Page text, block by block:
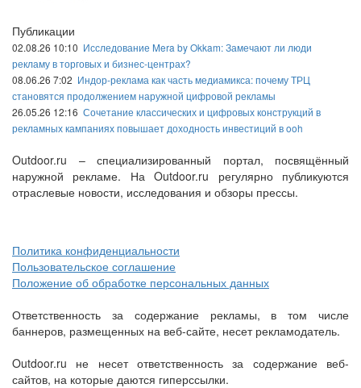
Публикации
02.08.26 10:10 Исследование Mera by Okkam: Замечают ли люди
рекламу в торговых и бизнес-центрах?
08.06.26 7:02 Индор-реклама как часть медиамикса: почему ТРЦ
становятся продолжением наружной цифровой рекламы
26.05.26 12:16 Сочетание классических и цифровых конструкций в
рекламных кампаниях повышает доходность инвестиций в ooh
Outdoor.ru – специализированный портал, посвящённый
наружной рекламе. На Outdoor.ru регулярно публикуются
отраслевые новости, исследования и обзоры прессы.
Политика конфиденциальности
Пользовательское соглашение
Положение об обработке персональных данных
Ответственность за содержание рекламы, в том числе
баннеров, размещенных на веб-сайте, несет рекламодатель.
Outdoor.ru не несет ответственность за содержание веб-
сайтов, на которые даются гиперссылки.